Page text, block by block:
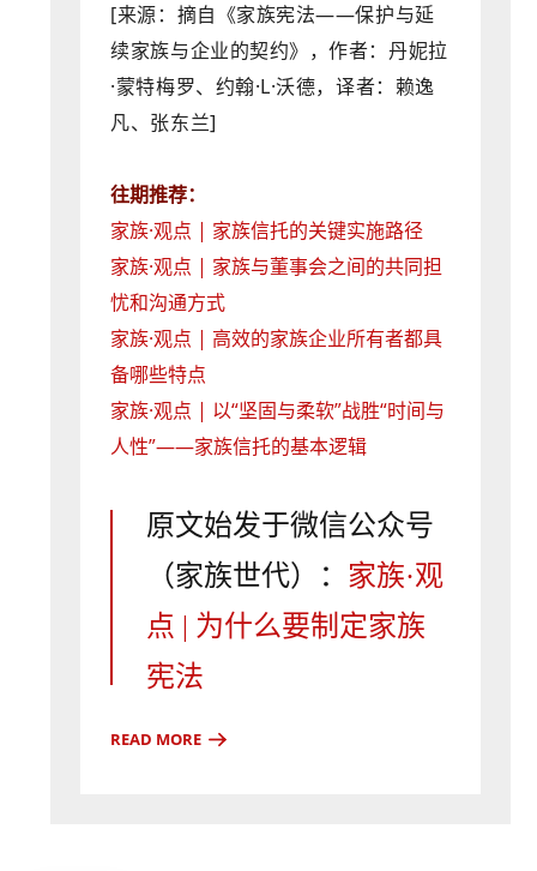
[来源：摘自《家族宪法——保护与延
续家族与企业的契约》，作者：丹妮拉
·蒙特梅罗、约翰·L·沃德，译者：赖逸
凡、张东兰]
往期推荐：
家族·观点 | 家族信托的关键实施路径
家族·观点 | 家族与董事会之间的共同担
忧和沟通方式
家族·观点 | 高效的家族企业所有者都具
备哪些特点
家族·观点 | 以“坚固与柔软”战胜“时间与
人性”——家族信托的基本逻辑
原文始发于微信公众号
（家族世代）： 家族·观
点 | 为什么要制定家族
宪法
READ MORE